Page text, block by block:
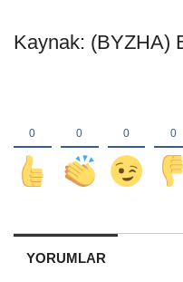
Kaynak: (BYZHA)
YORUMLAR